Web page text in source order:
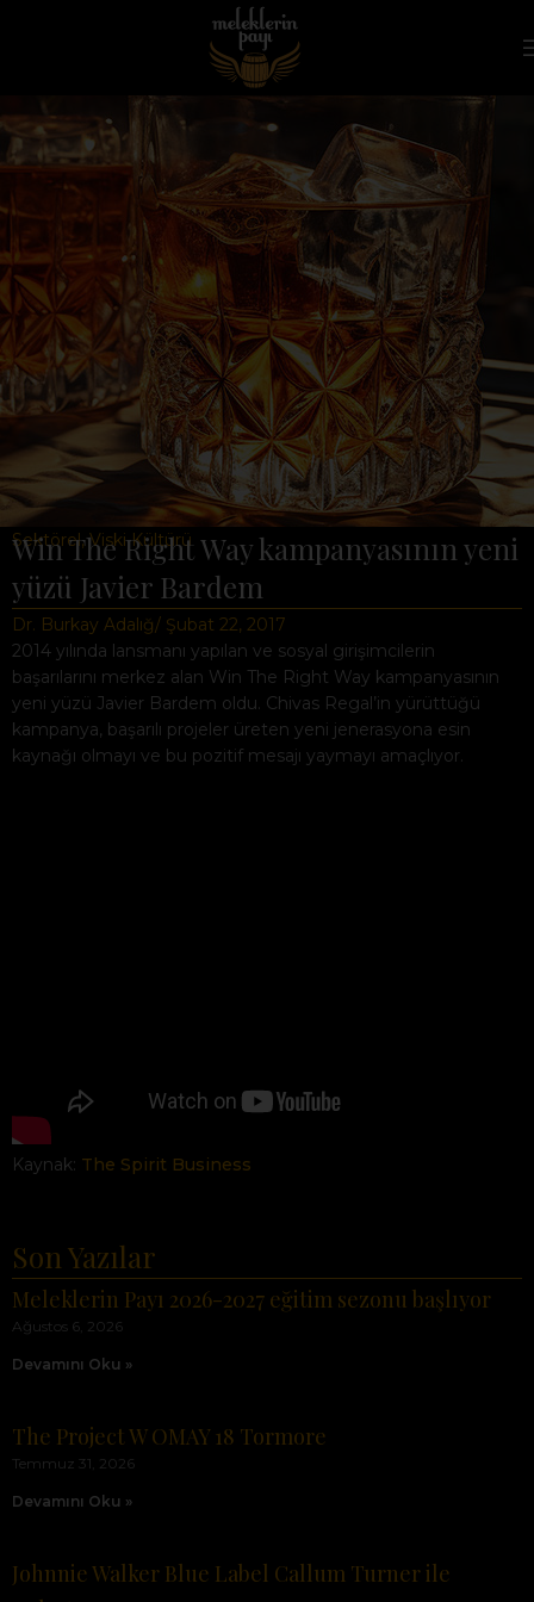
Sektörel,Viski Kültürü
Win The Right Way kampanyasının yeni
yüzü Javier Bardem
Dr. Burkay Adalığ/ Şubat 22, 2017
2014 yılında lansmanı yapılan ve sosyal girişimcilerin
başarılarını merkez alan Win The Right Way kampanyasının
yeni yüzü Javier Bardem oldu. Chivas Regal’in yürüttüğü
kampanya, başarılı projeler üreten yeni jenerasyona esin
kaynağı olmayı ve bu pozitif mesajı yaymayı amaçlıyor.
Kaynak: The Spirit Business
Son Yazılar
Meleklerin Payı 2026-2027 eğitim sezonu başlıyor
Ağustos 6, 2026
Devamını Oku »
The Project W OMAY 18 Tormore
Temmuz 31, 2026
Devamını Oku »
Johnnie Walker Blue Label Callum Turner ile